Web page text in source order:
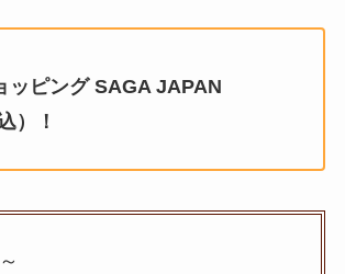
ッピング SAGA JAPAN
）！
～